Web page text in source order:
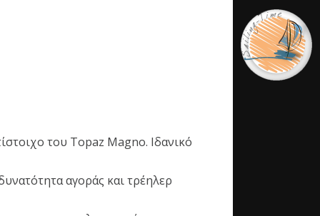
Ιούλιος
του Topaz Magno. Ιδανικό
αγοράς και τρέηλερ